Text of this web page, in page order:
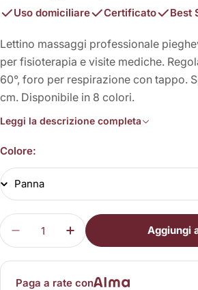
Uso domiciliare Certificato Best
Lettino massaggi professionale
per fisioterapia e visite mediche.
60°, foro per respirazione con tappo.
cm. Disponibile in 8 colori.
Leggi la descrizione completa
Colore:
Quantità
Diminuisci la quantità per Ares
Aumenta la quantità
Aggiungi
Paga a rate con